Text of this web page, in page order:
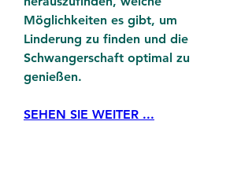
Möglichkeiten es gibt, um
Linderung zu finden und die
Schwangerschaft optimal zu
genießen.
SEHEN SIE WEITER ...